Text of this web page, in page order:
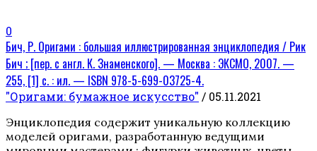
0
Бич, Р. Оригами : большая иллюстрированная энциклопедия / Рик
Бич ; [пер. с англ. К. Знаменского]. — Москва : ЭКСМО, 2007. —
255, [1] с. : ил. — ISBN 978-5-699-03725-4.
"Оригами: бумажное искусство" / 05.11.2021
Энциклопедия содержит уникальную коллекцию
моделей оригами, разработанную ведущими